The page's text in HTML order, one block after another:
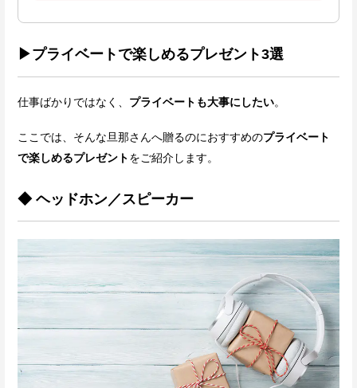
▶プライベートで楽しめるプレゼント3選
仕事ばかりではなく、 プライベートも大事にしたい。
ここでは、そんな旦那さんへ贈るのにおすすめのプライベート
で楽しめるプレゼントをご紹介します。
◆ ヘッドホン／スピーカー